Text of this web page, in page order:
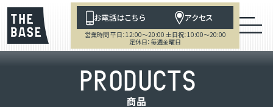
お電話はこちら アクセス
営業時間 平日：12:00～20:00 土日祝：10:00～20:00
定休日：毎週金曜日
PRODUCTS
商品